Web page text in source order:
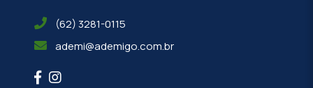
(62) 3281-0115
ademi@ademigo.com.br